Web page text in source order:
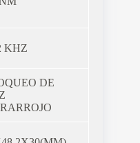
KHZ
DE